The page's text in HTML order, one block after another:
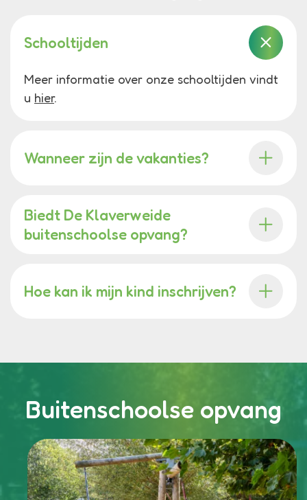
Schooltijden
Meer informatie over onze schooltijden vindt
u hier.
Wanneer zijn de vakanties?
Biedt De Klaverweide
buitenschoolse opvang?
Hoe kan ik mijn kind inschrijven?
Buitenschoolse opvang